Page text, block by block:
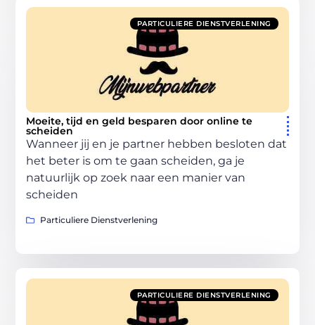
PARTICULIERE DIENSTVERLENING
Moeite, tijd en geld besparen door online te
scheiden
Wanneer jij en je partner hebben besloten dat
het beter is om te gaan scheiden, ga je
natuurlijk op zoek naar een manier van
scheiden
Particuliere Dienstverlening
PARTICULIERE DIENSTVERLENING